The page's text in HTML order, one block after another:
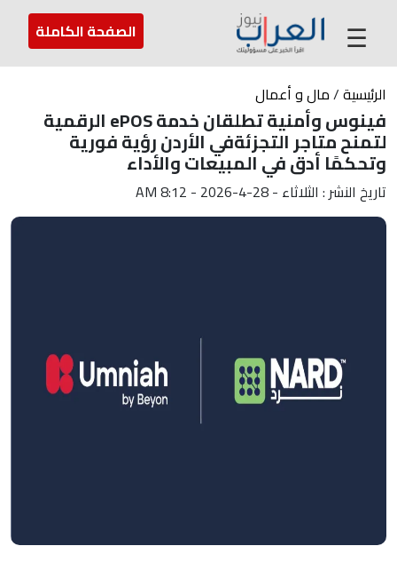
عن العراب ارسل لنا ☰ الصفحة الكاملة
الرئيسية/مال و أعمال
فينوس وأمنية تطلقان خدمة ePOS الرقمية
لتمنح متاجر التجزئةفي الأردن رؤية فورية
وتحكمًا أدق في المبيعات والأداء
تاريخ النشر : الثلاثاء - 28-4-2026 - 8:12 AM